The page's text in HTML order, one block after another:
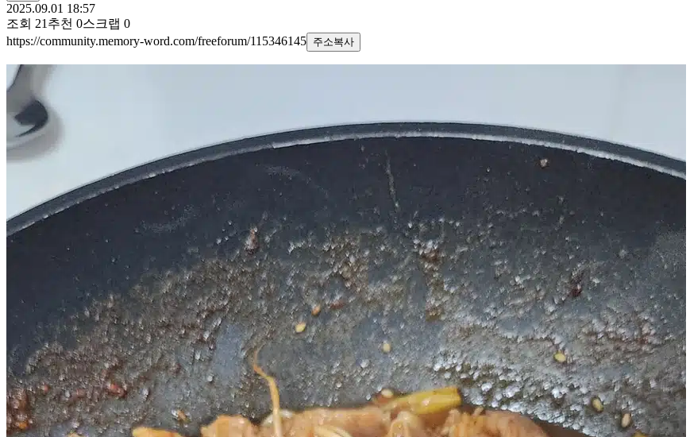
2025.09.01 18:57
조회 21 추천 0스크랩 0
https://community.memory-word.com/freeforum/115346145 주소복사